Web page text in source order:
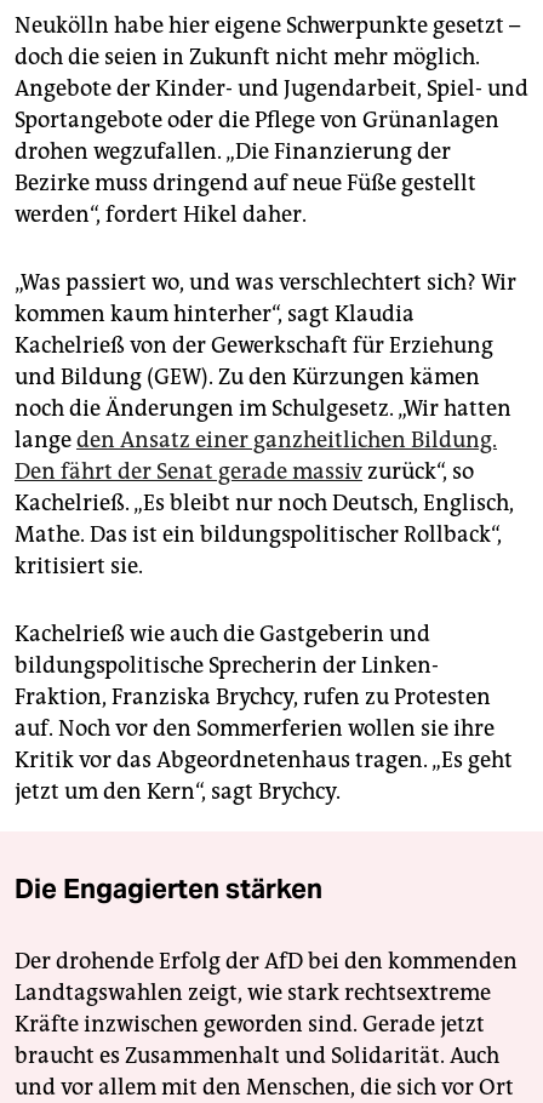
Neukölln habe hier eigene Schwerpunkte gesetzt –
doch die seien in Zukunft nicht mehr möglich.
Angebote der Kinder- und Jugendarbeit, Spiel- und
Sportangebote oder die Pflege von Grünanlagen
drohen wegzufallen. „Die Finanzierung der
Bezirke muss dringend auf neue Füße gestellt
werden“, fordert Hikel daher.
„Was passiert wo, und was verschlechtert sich? Wir
kommen kaum hinterher“, sagt Klaudia
Kachelrieß von der Gewerkschaft für Erziehung
und Bildung (GEW). Zu den Kürzungen kämen
noch die Änderungen im Schulgesetz. „Wir hatten
langeden Ansatz einer ganzheitlichen Bildung.
Den fährt der Senat gerade massivzurück“, so
Kachelrieß. „Es bleibt nur noch Deutsch, Englisch,
Mathe. Das ist ein bildungspolitischer Rollback“,
kritisiert sie.
Kachelrieß wie auch die Gastgeberin und
bildungspolitische Sprecherin der Linken-
Fraktion, Franziska Brychcy, rufen zu Protesten
auf. Noch vor den Sommerferien wollen sie ihre
Kritik vor das Abgeordnetenhaus tragen. „Es geht
jetzt um den Kern“, sagt Brychcy.
Die Engagierten stärken
Der drohende Erfolg der AfD bei den kommenden
Landtagswahlen zeigt, wie stark rechtsextreme
Kräfte inzwischen geworden sind. Gerade jetzt
braucht es Zusammenhalt und Solidarität. Auch
und vor allem mit den Menschen, die sich vor Ort